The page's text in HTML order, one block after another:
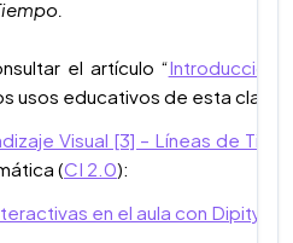
el artículo “Introducción
usos educativos de esta clase
Visual [3] – Líneas de
(CI 2.0):
en el aula con Dipity